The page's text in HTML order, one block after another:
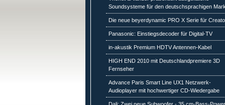
Soundsysteme für den deutschsprachigen
Die neue beyerdynamic PRO X Serie für
Panasonic: Einstiegsdecoder für Digital-TV
in-akustik Premium HDTV Antennen-Kabel
HIGH END 2010 mit Deutschlandpremiere 3D
Fernseher
Advance Paris Smart Line UX1 Netzwerk-
Audioplayer mit hochwertiger CD-Wiedergabe